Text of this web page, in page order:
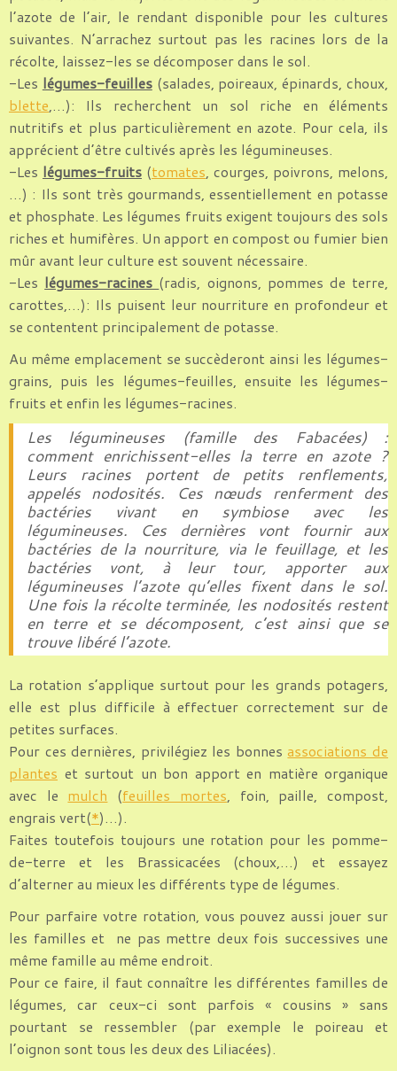
l’azote de l’air, le rendant disponible pour les cultures
suivantes. N’arrachez surtout pas les racines lors de la
récolte, laissez-les se décomposer dans le sol.
-Les légumes-feuilles(salades, poireaux, épinards, choux,
blette,…): Ils recherchent un sol riche en éléments
nutritifs et plus particulièrement en azote. Pour cela, ils
apprécient d’être cultivés après les légumineuses.
-Les légumes-fruits (tomates, courges, poivrons, melons,
…) : Ils sont très gourmands, essentiellement en potasse
et phosphate. Les légumes fruits exigent toujours des sols
riches et humifères. Un apport en compost ou fumier bien
mûr avant leur culture est souvent nécessaire.
-Les légumes-racines (radis, oignons, pommes de terre,
carottes,…): Ils puisent leur nourriture en profondeur et
se contentent principalement de potasse.
Au même emplacement se succèderont ainsi les légumes-
grains, puis les légumes-feuilles, ensuite les légumes-
fruits et enfin les légumes-racines.
Les légumineuses (famille des Fabacées) :
comment enrichissent-elles la terre en azote ?
Leurs racines portent de petits renflements,
appelés nodosités. Ces nœuds renferment des
bactéries vivant en symbiose avec les
légumineuses. Ces dernières vont fournir aux
bactéries de la nourriture, via le feuillage, et les
bactéries vont, à leur tour, apporter aux
légumineuses l’azote qu’elles fixent dans le sol.
Une fois la récolte terminée, les nodosités restent
en terre et se décomposent, c’est ainsi que se
trouve libéré l’azote.
La rotation s’applique surtout pour les grands potagers,
elle est plus difficile à effectuer correctement sur de
petites surfaces.
Pour ces dernières, privilégiez les bonnes associations de
plantes et surtout un bon apport en matière organique
avec le mulch (feuilles mortes, foin, paille, compost,
engrais vert(*)…).
Faites toutefois toujours une rotation pour les pomme-
de-terre et les Brassicacées (choux,…) et essayez
d’alterner au mieux les différents type de légumes.
Pour parfaire votre rotation, vous pouvez aussi jouer sur
les familles et ne pas mettre deux fois successives une
même famille au même endroit.
Pour ce faire, il faut connaître les différentes familles de
légumes, car ceux-ci sont parfois « cousins » sans
pourtant se ressembler (par exemple le poireau et
l’oignon sont tous les deux des Liliacées).